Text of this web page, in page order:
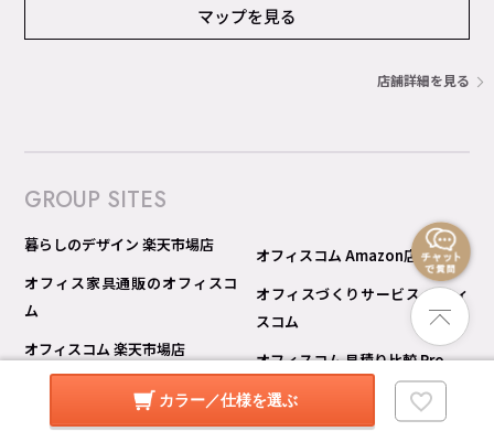
カラー／仕様を選ぶ
マップを見る
店舗詳細を見る
GROUP SITES
暮らしのデザイン 楽天市場店
オフィス家具通販のオフィスコ
ム
オフィスコム 楽天市場店
オフィスコム Yahoo!ショッピン
オフィスコム Amazon店
オフィスづくりサービス オフィ
スコム
オフィスコム 見積り比較 Pro